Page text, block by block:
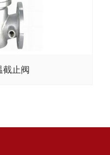
截止阀